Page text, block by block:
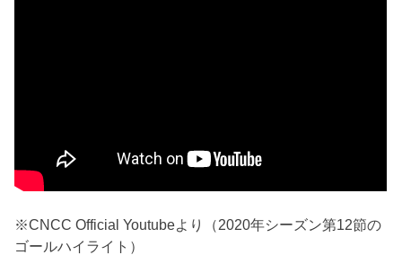
※CNCC Official Youtubeより（2020年シーズン第12節の
ゴールハイライト）